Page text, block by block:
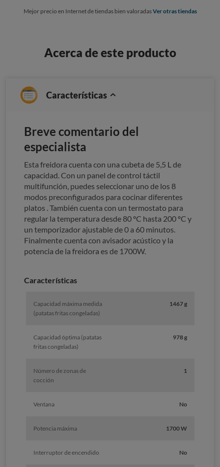
Mejor precio en Internet de tiendas bien valoradasVer otras tiendas
Acerca de este producto
Características
Breve comentario del
especialista
Esta freidora cuenta con una cubeta de 5,5 L de
capacidad. Con un panel de control táctil
multifunción, puedes seleccionar uno de los 8
modos preconfigurados para cocinar diferentes
platos . También cuenta con un termostato para
regular la temperatura desde 80 ºC hasta 200 ºC y
un temporizador ajustable de 0 a 60 minutos.
Finalmente cuenta con avisador acústico y la
potencia de la freidora es de 1700W.
Características
Capacidad máxima medida
(patatas fritas congeladas)
1467 g
Capacidad óptima (patatas
fritas congeladas)
978 g
Número de zonas de
cocción
1
Ventana No
Potencia máxima 1700 W
Interruptor de encendido No